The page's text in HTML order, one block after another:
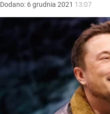
Dodano: 6grudnia 2021 13:07